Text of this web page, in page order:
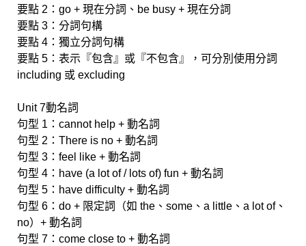
要點 2：go + 現在分詞、be busy + 現在分詞
要點 3：分詞句構
要點 4：獨立分詞句構
要點 5：表示『包含』或『不包含』，可分別使用分詞
including 或 excluding
Unit 7動名詞
句型 1：cannot help + 動名詞
句型 2：There is no + 動名詞
句型 3：feel like + 動名詞
句型 4：have (a lot of / lots of) fun + 動名詞
句型 5：have difficulty + 動名詞
句型 6：do + 限定詞（如 the、some、a little、a lot of、
no）+ 動名詞
句型 7：come close to + 動名詞